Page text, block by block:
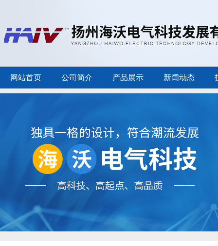
网站首页 公司简介 产品展示 新闻动态